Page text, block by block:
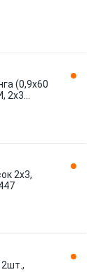
(0,9х60
2х3
2X3
2x3,